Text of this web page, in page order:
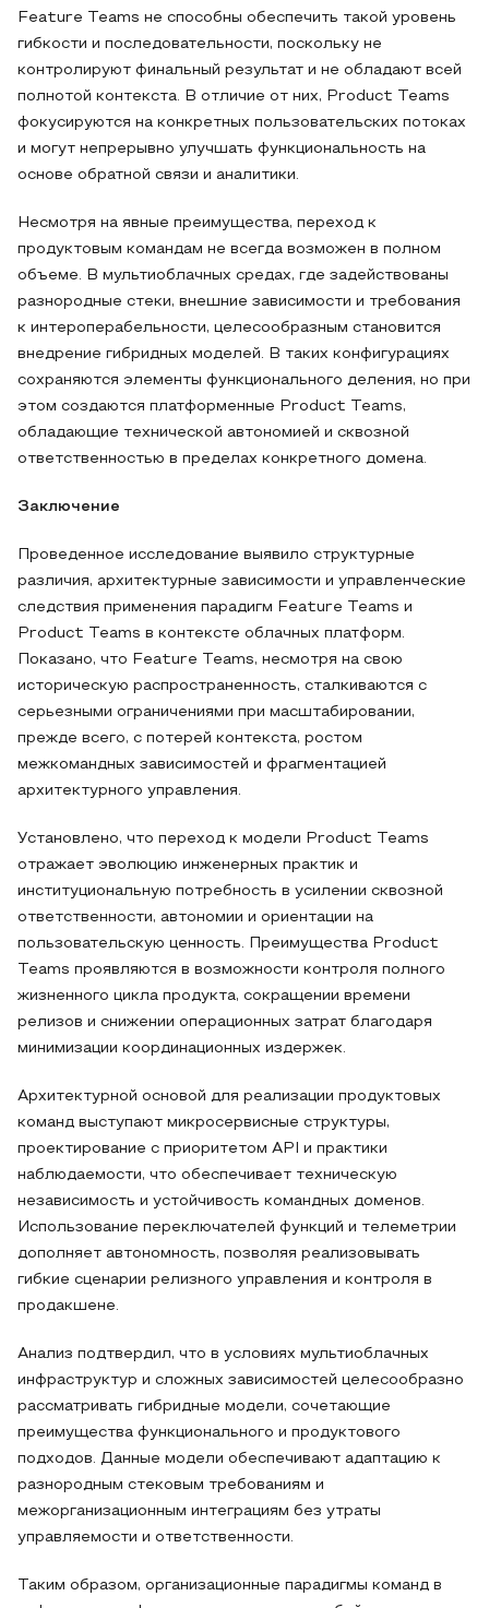
Feature Teams не способны обеспечить такой уровень
гибкости и последовательности, поскольку не
контролируют финальный результат и не обладают всей
полнотой контекста. В отличие от них, Product Teams
фокусируются на конкретных пользовательских потоках
и могут непрерывно улучшать функциональность на
основе обратной связи и аналитики.
Несмотря на явные преимущества, переход к
продуктовым командам не всегда возможен в полном
объеме. В мультиоблачных средах, где задействованы
разнородные стеки, внешние зависимости и требования
к интероперабельности, целесообразным становится
внедрение гибридных моделей. В таких конфигурациях
сохраняются элементы функционального деления, но при
этом создаются платформенные Product Teams,
обладающие технической автономией и сквозной
ответственностью в пределах конкретного домена.
Заключение
Проведенное исследование выявило структурные
различия, архитектурные зависимости и управленческие
следствия применения парадигм Feature Teams и
Product Teams в контексте облачных платформ.
Показано, что Feature Teams, несмотря на свою
историческую распространенность, сталкиваются с
серьезными ограничениями при масштабировании,
прежде всего, с потерей контекста, ростом
межкомандных зависимостей и фрагментацией
архитектурного управления.
Установлено, что переход к модели Product Teams
отражает эволюцию инженерных практик и
институциональную потребность в усилении сквозной
ответственности, автономии и ориентации на
пользовательскую ценность. Преимущества Product
Teams проявляются в возможности контроля полного
жизненного цикла продукта, сокращении времени
релизов и снижении операционных затрат благодаря
минимизации координационных издержек.
Архитектурной основой для реализации продуктовых
команд выступают микросервисные структуры,
проектирование с приоритетом API и практики
наблюдаемости, что обеспечивает техническую
независимость и устойчивость командных доменов.
Использование переключателей функций и телеметрии
дополняет автономность, позволяя реализовывать
гибкие сценарии релизного управления и контроля в
продакшене.
Анализ подтвердил, что в условиях мультиоблачных
инфраструктур и сложных зависимостей целесообразно
рассматривать гибридные модели, сочетающие
преимущества функционального и продуктового
подходов. Данные модели обеспечивают адаптацию к
разнородным стековым требованиям и
межорганизационным интеграциям без утраты
управляемости и ответственности.
Таким образом, организационные парадигмы команд в